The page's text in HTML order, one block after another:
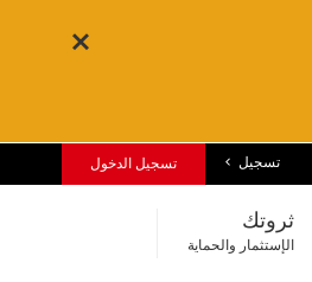
تسجيل تسجيل الدخول
ثروتك
الإستثمار والحماية